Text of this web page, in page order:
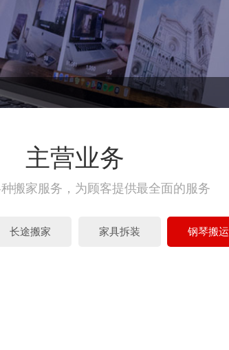
主营业务
搬家服务，为顾客提供最全面的服务
长途搬家 家具拆装 钢琴搬运